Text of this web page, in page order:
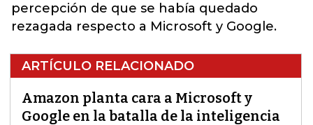
percepción de que se había quedado
rezagada respecto a Microsoft y Google.
ARTÍCULO RELACIONADO
Amazon planta cara a Microsoft y
Google en la batalla de la inteligencia